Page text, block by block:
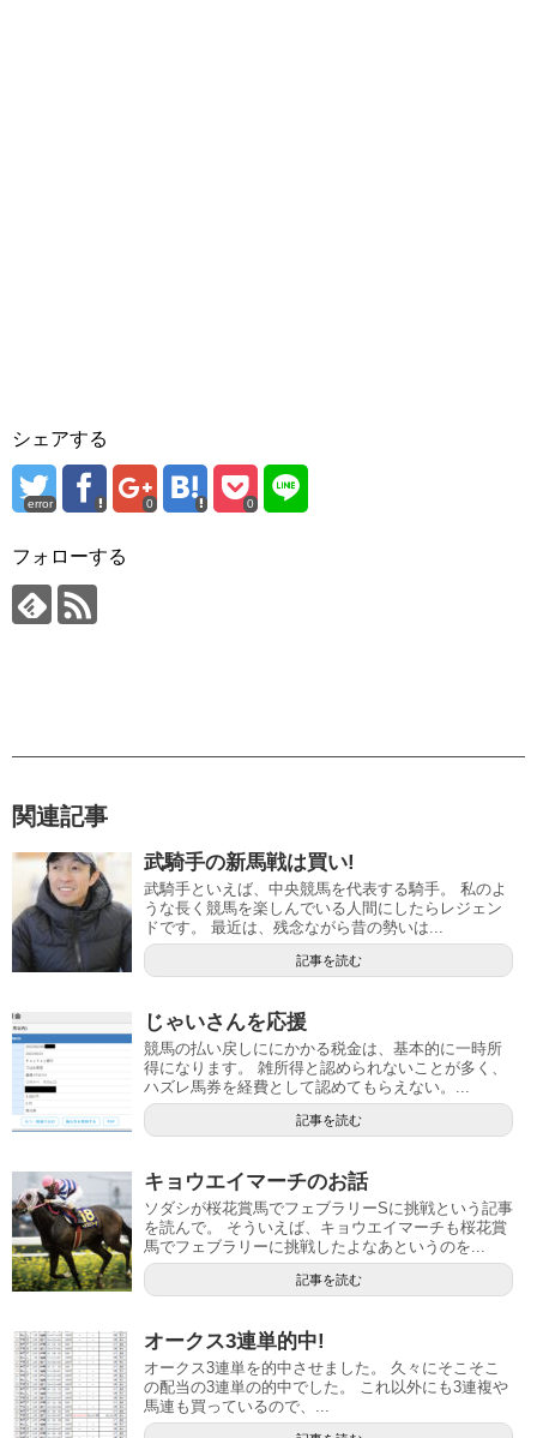
シェアする
error 0 0
フォローする
関連記事
武騎手の新馬戦は買い!
武騎手といえば、中央競馬を代表する騎手。 私のよ
うな長く競馬を楽しんでいる人間にしたらレジェン
ドです。 最近は、残念ながら昔の勢いは...
記事を読む
じゃいさんを応援
競馬の払い戻しににかかる税金は、基本的に一時所
得になります。 雑所得と認められないことが多く、
ハズレ馬券を経費として認めてもらえない。...
記事を読む
キョウエイマーチのお話
ソダシが桜花賞馬でフェブラリーSに挑戦という記事
を読んで。 そういえば、キョウエイマーチも桜花賞
馬でフェブラリーに挑戦したよなあというのを...
記事を読む
オークス3連単的中!
オークス3連単を的中させました。 久々にそこそこ
の配当の3連単の的中でした。 これ以外にも3連複や
馬連も買っているので、...